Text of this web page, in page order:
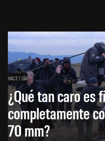
HACE 1 DÍA
¿Qué tan caro es
completamente
70 mm?